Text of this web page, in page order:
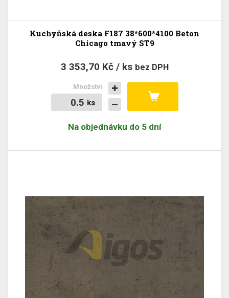
Kuchyňská deska F187 38*600*4100 Beton
Chicago tmavý ST9
3 353,70 Kč / ks bez DPH
ks
ks
Množství
Na objednávku do 5 dní